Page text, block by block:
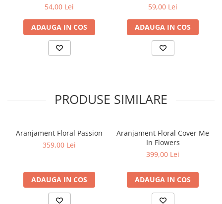
54,00 Lei
ADAUGA IN COS
59,00 Lei
ADAUGA IN COS
PRODUSE SIMILARE
Aranjament Floral Passion
359,00 Lei
ADAUGA IN COS
Aranjament Floral Cover Me
In Flowers
399,00 Lei
ADAUGA IN COS